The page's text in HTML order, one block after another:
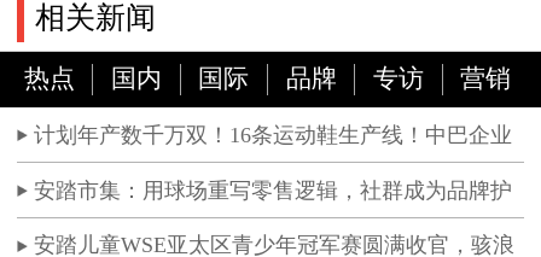
相关新闻
热点 国内 国际 品牌 专访 营销
计划年产数千万双！16条运动鞋生产线！中巴企业
签署合作协议
安踏市集：用球场重写零售逻辑，社群成为品牌护
城河
安踏儿童WSE亚太区青少年冠军赛圆满收官，骇浪